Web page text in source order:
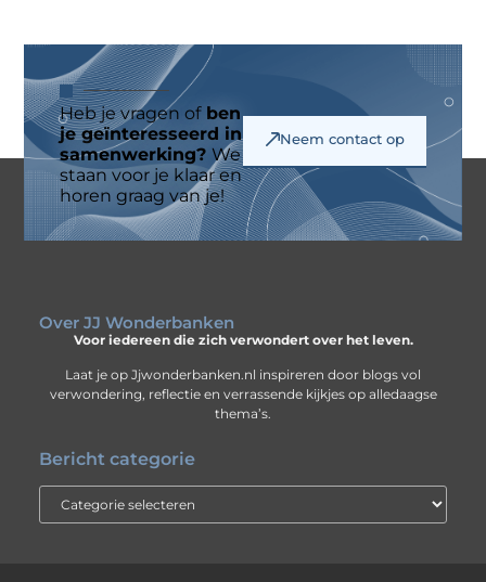
Heb je vragen ofben
je geïnteresseerd in
samenwerking? We
staan voor je klaar en
horen graag van je!
Neem contact op
Over JJ Wonderbanken
Voor iedereen die zich verwondert over het leven.
Laat je op Jjwonderbanken.nl inspireren door blogs vol
verwondering, reflectie en verrassende kijkjes op alledaagse
thema’s.
Bericht categorie